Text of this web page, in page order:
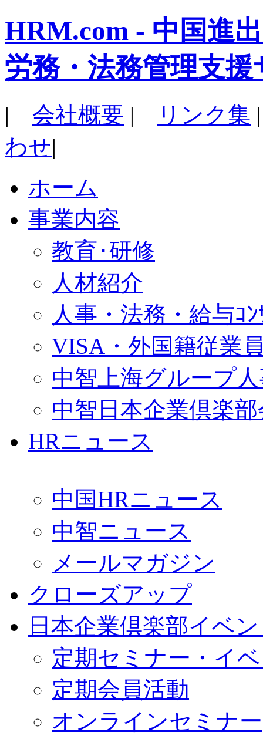
HRM.com - 中国進
労務・法務管理支援
| 会社概要 | リンク集
わせ|
ホーム
事業内容
教育･研修
人材紹介
人事・法務・給与ｺﾝ
VISA・外国籍従業
中智上海グループ
中智日本企業倶楽
HRニュース
中国HRニュース
中智ニュース
メールマガジン
クローズアップ
日本企業倶楽部イベ
定期セミナー・イ
定期会員活動
オンラインセミナー